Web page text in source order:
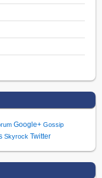
Google+ Gossip
Skyrock Twitter